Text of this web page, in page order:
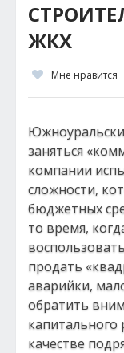
ЖКХ
Мне нравится
заняться
компании
сложности,
бюджетных
то время,
продать
аварийки,
обратить
качестве